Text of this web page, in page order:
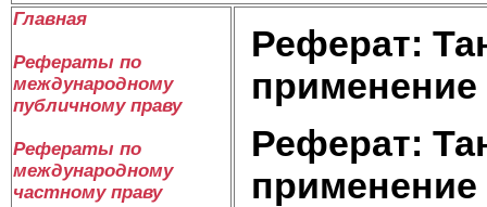
Главная
Рефераты по
международному
публичному праву
Рефераты по
международному
частному праву
Реферат:
применение
Реферат:
применение